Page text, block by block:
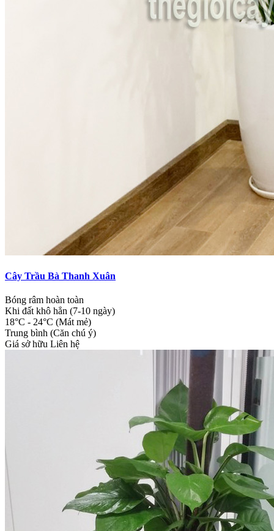
Cây Trầu Bà Thanh Xuân
Bóng râm hoàn toàn
Khi đất khô hẳn (7-10 ngày)
18°C - 24°C (Mát mẻ)
Trung bình (Căn chú ý)
Giá sở hữu Liên hệ